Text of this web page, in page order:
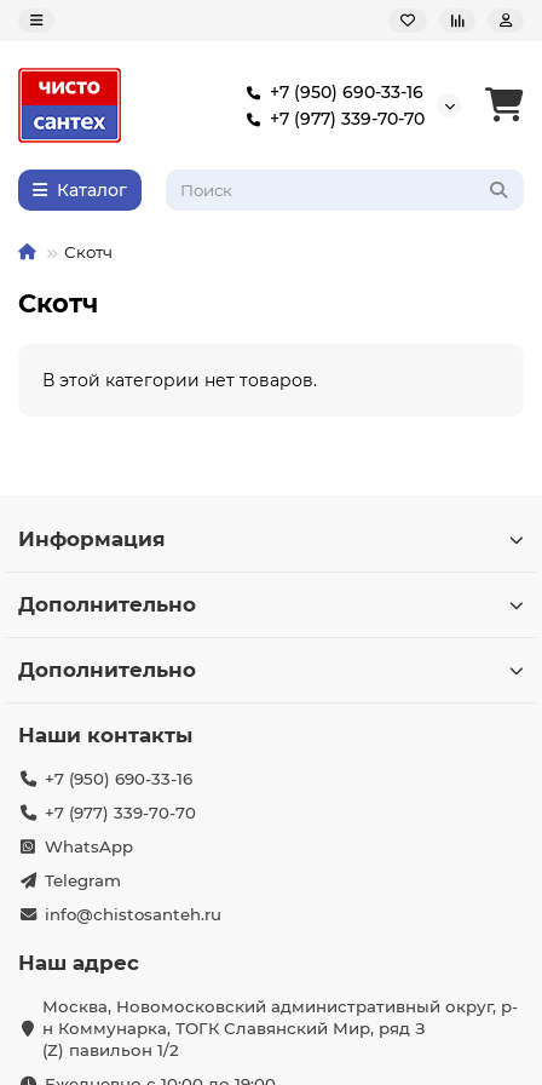
+7 (950) 690-33-16
+7 (977) 339-70-70
Каталог
Скотч
Скотч
В этой категории нет товаров.
Информация
Дополнительно
Дополнительно
Наши контакты
+7 (950) 690-33-16
+7 (977) 339-70-70
WhatsApp
Telegram
info@chistosanteh.ru
Наш адрес
Москва, Новомосковский административный округ, р-
н Коммунарка, ТОГК Славянский Мир, ряд З
(Z) павильон 1/2